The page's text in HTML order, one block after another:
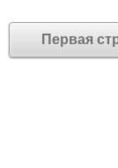
Первая